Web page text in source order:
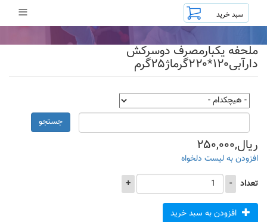
محتوای
≡
ملحفه یکبارمصرف دوسرکش
دارآبی۱۲۰*۲۲۰گرماژ۲۵گرم
جستجو
ریال,۲۵۰,۰۰۰
افزودن به لیست دلخواه
تعداد
-
+
افزودن به سبد خرید